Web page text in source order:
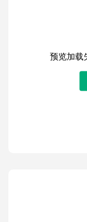
预览加载